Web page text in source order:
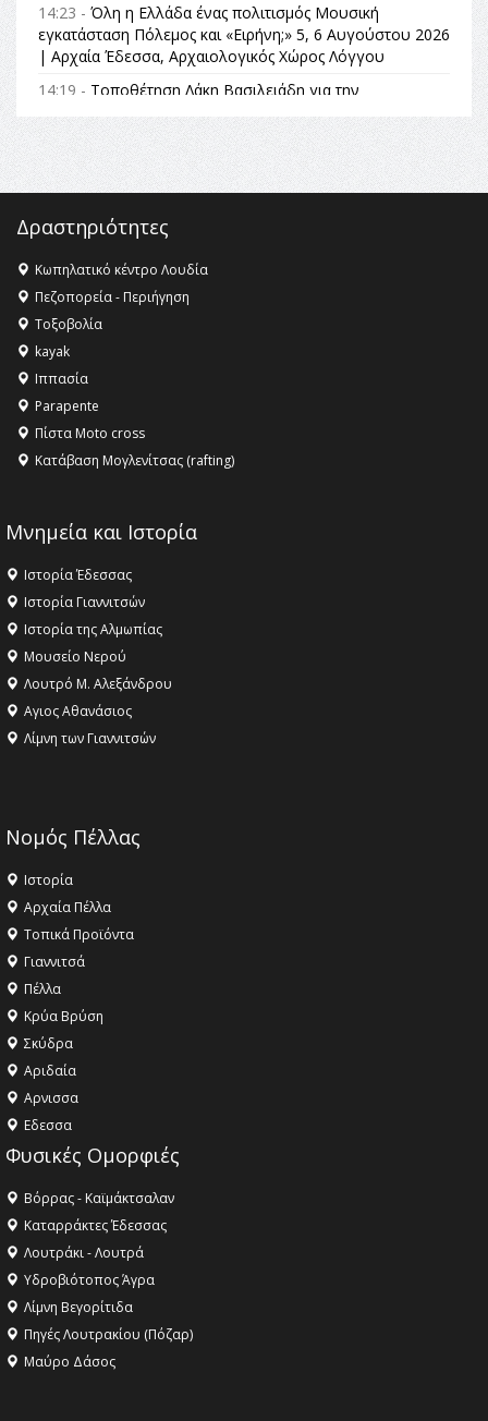
14:23 - Όλη η Ελλάδα ένας πολιτισμός Μουσική
εγκατάσταση Πόλεμος και «Ειρήνη;» 5, 6 Αυγούστου 2026
| Αρχαία Έδεσσα, Αρχαιολογικός Χώρος Λόγγου
14:19 - Τοποθέτηση Λάκη Βασιλειάδη για την
Αναθεώρηση του Συντάγματος: «Σε τέτοιες κορυφαίες
θεσμικές διαδικασίες υπάρχει μόνο η ευθύνη απέναντι
στις επόμενες γενιές»
16:35 -Το πρόγραμμα του ΠΑΟΚ στον δεύτερο γύρο του
16:27 - Όλυμπος: Εντάχθηκε στον Κατάλογο Παγκόσμιας
Κληρονομιάς της UNESCO – Ομόφωνη η απόφαση Ο
Όλυμπος αναγνωρίστηκε ως φυσικό και πολιτιστικό
αγαθό εξέχουσας οικουμενικής αξίας για την
ανθρωπότητα
16:18 -
ΣΤΗΝ ΕΔΕΣΣΑ
Δραστηριότητες
Κωπηλατικό κέντρο Λουδία
Πεζοπορεία - Περιήγηση
Τοξοβολία
kayak
Ιππασία
Parapente
Πίστα Moto cross
Κατάβαση Μογλενίτσας (rafting)
Μνημεία και Ιστορία
Ιστορία Έδεσσας
Ιστορία Γιαννιτσών
Ιστορία της Αλμωπίας
Μουσείο Νερού
Λουτρό Μ. Αλεξάνδρου
Αγιος Αθανάσιος
Λίμνη των Γιαννιτσών
Νομός Πέλλας
Ιστορία
Αρχαία Πέλλα
Τοπικά Προϊόντα
Γιαννιτσά
Πέλλα
Κρύα Βρύση
Σκύδρα
Αριδαία
Aρνισσα
Eδεσσα
Φυσικές Ομορφιές
Βόρρας - Καϊμάκτσαλαν
Καταρράκτες Έδεσσας
Λουτράκι - Λουτρά
Υδροβιότοπος Άγρα
Λίμνη Βεγορίτιδα
Πηγές Λουτρακίου (Πόζαρ)
Μαύρο Δάσος